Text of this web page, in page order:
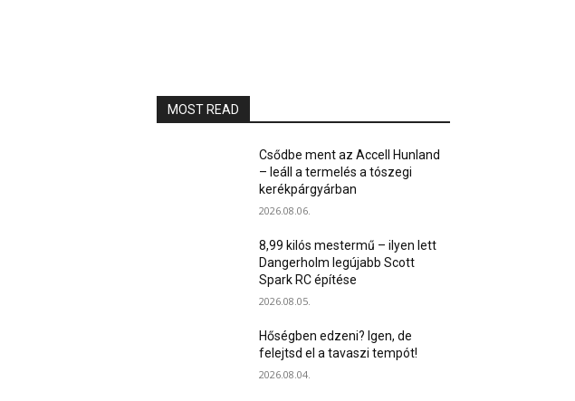
MOST READ
Csődbe ment az Accell Hunland
– leáll a termelés a tószegi
kerékpárgyárban
2026.08.06.
8,99 kilós mestermű – ilyen lett
Dangerholm legújabb Scott
Spark RC építése
2026.08.05.
Hőségben edzeni? Igen, de
felejtsd el a tavaszi tempót!
2026.08.04.